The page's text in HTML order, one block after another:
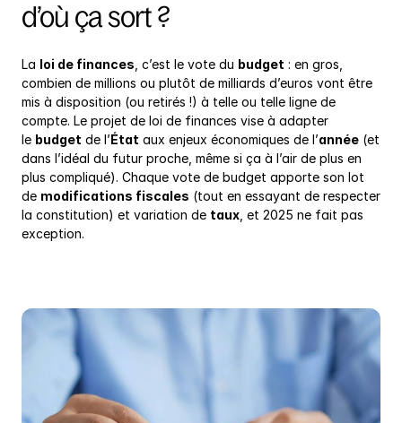
d’où ça sort ?
La loi de finances , c’est le vote du budget : en gros,
combien de millions ou plutôt de milliards d’euros vont être
mis à disposition (ou retirés !) à telle ou telle ligne de
compte. Le projet de loi de finances vise à adapter
le budget de l’État aux enjeux économiques de l’année (et
dans l’idéal du futur proche, même si ça à l’air de plus en
plus compliqué). Chaque vote de budget apporte son lot
de modifications fiscales (tout en essayant de respecter
la constitution) et variation de taux , et 2025 ne fait pas
exception.